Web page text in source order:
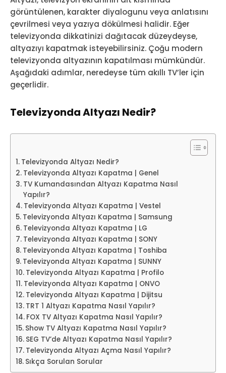
görüntülenen, karakter diyalogunu veya anlatısını
çevrilmesi veya yazıya dökülmesi halidir. Eğer
televizyonda dikkatinizi dağıtacak düzeydeyse,
altyazıyı kapatmak isteyebilirsiniz. Çoğu modern
televizyonda altyazının kapatılması mümkündür.
Aşağıdaki adımlar, neredeyse tüm akıllı TV’ler için
geçerlidir.
Televizyonda Altyazı Nedir?
Televizyonda Altyazı Nedir?
Televizyonda Altyazı Kapatma | Genel
TV Kumandasından Altyazı Kapatma Nasıl
Yapılır?
Televizyonda Altyazı Kapatma | Vestel
Televizyonda Altyazı Kapatma | Samsung
Televizyonda Altyazı Kapatma | LG
Televizyonda Altyazı Kapatma | SONY
Televizyonda Altyazı Kapatma | Toshiba
Televizyonda Altyazı Kapatma | SUNNY
Televizyonda Altyazı Kapatma | Profilo
Televizyonda Altyazı Kapatma | ONVO
Televizyonda Altyazı Kapatma | Dijitsu
TRT 1 Altyazı Kapatma Nasıl Yapılır?
FOX TV Altyazı Kapatma Nasıl Yapılır?
Show TV Altyazı Kapatma Nasıl Yapılır?
SEG TV’de Altyazı Kapatma Nasıl Yapılır?
Televizyonda Altyazı Açma Nasıl Yapılır?
Sıkça Sorulan Sorular